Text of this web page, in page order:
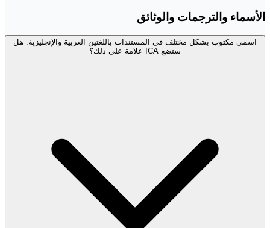
الأسماء والترجمات والوثائق
اسمي مكتوب بشكل مختلف في المستندات باللغتين العربية والإنجليزية. هل
ستضع ICA علامة على ذلك؟